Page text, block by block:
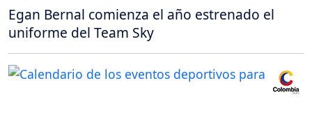
Egan Bernal comienza el año estrenado el
uniforme del Team Sky